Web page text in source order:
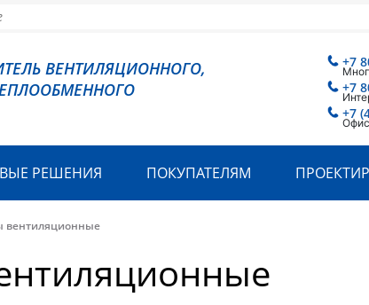
ВЕНТИЛЯЦИОННОГО,
+7
+7
+7
РЕШЕНИЯ ПОКУПАТЕЛЯМ
вентиляционные